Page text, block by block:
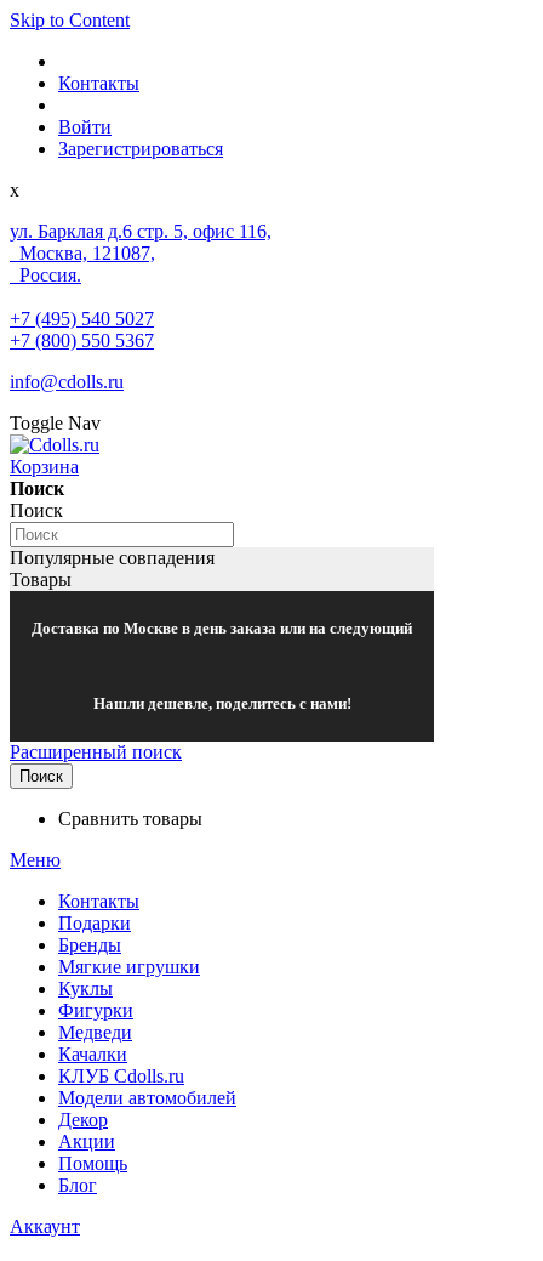
Skip to Content
Контакты
Войти
Зарегистрироваться
x
ул. Барклая д.6 стр. 5, офис 116,
Москва, 121087,
Россия.
+7 (495) 540 5027
+7 (800) 550 5367
info@cdolls.ru
Toggle Nav
Корзина
Поиск
Поиск
Популярные совпадения
Товары
Доставка по Москве в день заказа или на следующий
Нашли дешевле, поделитесь с нами!
Расширенный поиск
Поиск
Сравнить товары
Меню
Контакты
Подарки
Бренды
Мягкие игрушки
Куклы
Фигурки
Медведи
Качалки
КЛУБ Cdolls.ru
Модели автомобилей
Декор
Акции
Помощь
Блог
Аккаунт